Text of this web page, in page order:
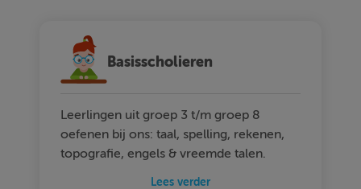
Basisscholieren
Leerlingen uit groep 3 t/m groep 8
oefenen bij ons: taal, spelling, rekenen,
topografie, engels & vreemde talen.
Lees verder